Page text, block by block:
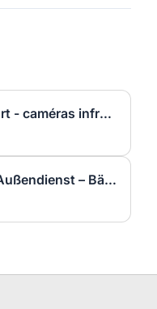
Ingénieur commercial export - caméras infrarouges panoramiques (H/F)
Technischer Spezialist im Außendienst – Bäckereitechnik und Serviceentwicklung (m/w/d)